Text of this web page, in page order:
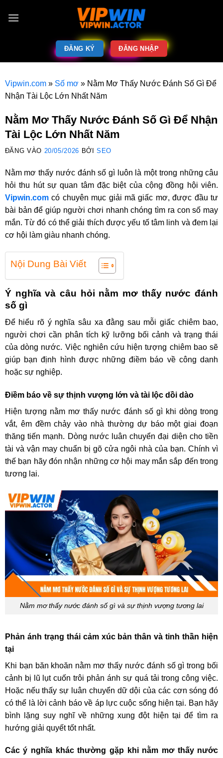
ĐĂNG KÝ ĐĂNG NHẬP
Vipwin.com» Số mơ » Nằm Mơ Thấy Nước Đánh Số Gì Để
Nhận Tài Lộc Lớn Nhất Năm
Nằm Mơ Thấy Nước Đánh Số Gì Để Nhận
Tài Lộc Lớn Nhất Năm
ĐĂNG VÀO 20/05/2026 BỞISEO
Nằm mơ thấy nước đánh số gì luôn là một trong những câu
hỏi thu hút sự quan tâm đặc biệt của cộng đồng hội viên.
Vipwin.comcó chuyên mục giải mã giấc mơ, được đầu tư
bài bản để giúp người chơi nhanh chóng tìm ra con số may
mắn. Từ đó có thể giải thích được yếu tố tâm linh và đem lại
cơ hội làm giàu nhanh chóng.
Nội Dung Bài Viết
Ý nghĩa và câu hỏi nằm mơ thấy nước đánh
số gì
Để hiểu rõ ý nghĩa sâu xa đằng sau mỗi giấc chiêm bao,
người chơi cần phân tích kỹ lưỡng bối cảnh và trạng thái
của dòng nước. Việc nghiên cứu hiện tượng chiêm bao sẽ
giúp bạn định hình được những điềm báo về công danh
hoặc sự nghiệp.
Điềm báo về sự thịnh vượng lớn và tài lộc dồi dào
Hiện tượng nằm mơ thấy nước đánh số gì khi dòng trong
vắt, êm đềm chảy vào nhà thường dự báo một giai đoạn
thăng tiến mạnh. Dòng nước luân chuyển đại diện cho tiền
tài và vận may chuẩn bị gõ cửa ngôi nhà của bạn. Chính vì
thế bạn hãy đón nhận những cơ hội may mắn sắp đến trong
tương lai.
Nằm mơ thấy nước đánh số gì và sự thịnh vượng tương lai
Phản ánh trạng thái cảm xúc bản thân và tinh thần hiện
tại
Khi bạn băn khoăn nằm mơ thấy nước đánh số gì trong bối
cảnh bị lũ lụt cuốn trôi phản ánh sự quá tải trong công việc.
Hoặc nếu thấy sự luân chuyển dữ dội của các cơn sóng đó
có thể là lời cảnh báo về áp lực cuộc sống hiện tại. Bạn hãy
bình lặng suy nghĩ về những xung đột hiện tại để tìm ra
hướng giải quyết tốt nhất.
Các ý nghĩa khác thường gặp khi nằm mơ thấy nước